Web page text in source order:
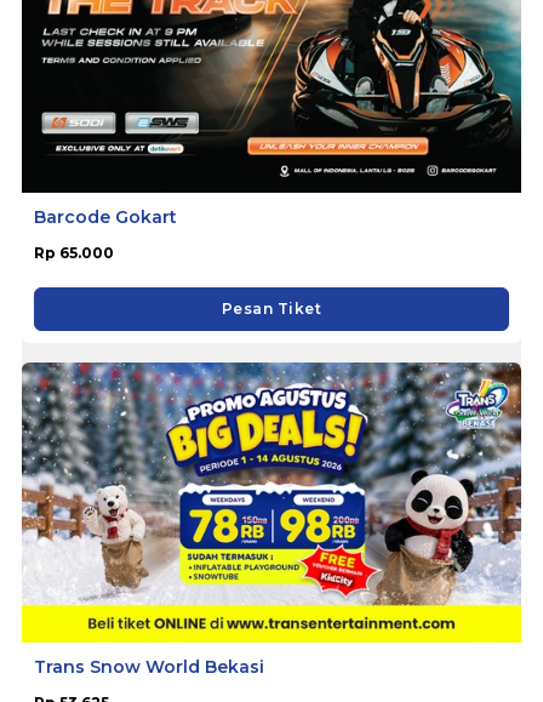
Barcode Gokart
Rp 65.000
Pesan Tiket
Trans Snow World Bekasi